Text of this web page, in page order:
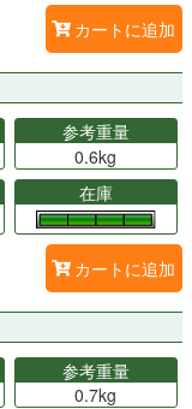
カートに追加
参考重量
0.6kg
在庫
カートに追加
参考重量
0.7kg